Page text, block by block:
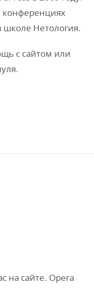
конференциях
школе Нетология.
с сайтом или
на сайте. Opera